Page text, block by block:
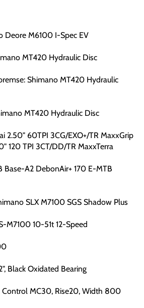
Deore M6100 I-Spec EV
MT420 Hydraulic Disc
Shimano MT420 Hydraulic
MT420 Hydraulic Disc
2.50" 60TPI 3CG/EXO+/TR MaxxGrip
120 TPI 3CT/DD/TR MaxxTerra
Base-A2 DebonAir+ 170 E-MTB
SLX M7100 SGS Shadow Plus
M7100 10-51t 12-Speed
Black Oxidated Bearing
Control MC30, Rise20, Width 800